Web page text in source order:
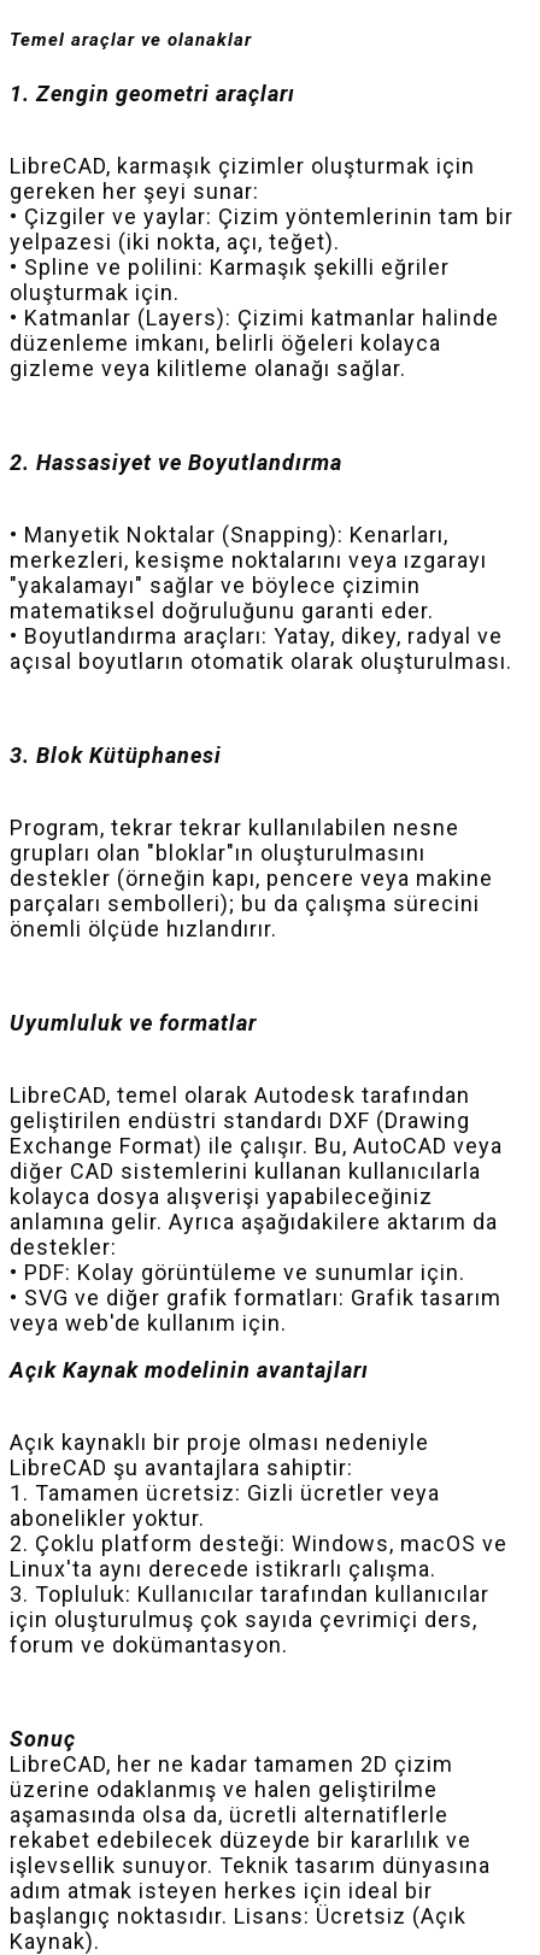
Temel araçlar ve olanaklar
1. Zengin geometri araçları
LibreCAD, karmaşık çizimler oluşturmak için
gereken her şeyi sunar:
• Çizgiler ve yaylar: Çizim yöntemlerinin tam bir
yelpazesi (iki nokta, açı, teğet).
• Spline ve polilini: Karmaşık şekilli eğriler
oluşturmak için.
• Katmanlar (Layers): Çizimi katmanlar halinde
düzenleme imkanı, belirli öğeleri kolayca
gizleme veya kilitleme olanağı sağlar.
2. Hassasiyet ve Boyutlandırma
• Manyetik Noktalar (Snapping): Kenarları,
merkezleri, kesişme noktalarını veya ızgarayı
"yakalamayı" sağlar ve böylece çizimin
matematiksel doğruluğunu garanti eder.
• Boyutlandırma araçları: Yatay, dikey, radyal ve
açısal boyutların otomatik olarak oluşturulması.
3. Blok Kütüphanesi
Program, tekrar tekrar kullanılabilen nesne
grupları olan "bloklar"ın oluşturulmasını
destekler (örneğin kapı, pencere veya makine
parçaları sembolleri); bu da çalışma sürecini
önemli ölçüde hızlandırır.
Uyumluluk ve formatlar
LibreCAD, temel olarak Autodesk tarafından
geliştirilen endüstri standardı DXF (Drawing
Exchange Format) ile çalışır. Bu, AutoCAD veya
diğer CAD sistemlerini kullanan kullanıcılarla
kolayca dosya alışverişi yapabileceğiniz
anlamına gelir. Ayrıca aşağıdakilere aktarım da
destekler:
• PDF: Kolay görüntüleme ve sunumlar için.
• SVG ve diğer grafik formatları: Grafik tasarım
veya web'de kullanım için.
Açık Kaynak modelinin avantajları
Açık kaynaklı bir proje olması nedeniyle
LibreCAD şu avantajlara sahiptir:
1. Tamamen ücretsiz: Gizli ücretler veya
abonelikler yoktur.
2. Çoklu platform desteği: Windows, macOS ve
Linux'ta aynı derecede istikrarlı çalışma.
3. Topluluk: Kullanıcılar tarafından kullanıcılar
için oluşturulmuş çok sayıda çevrimiçi ders,
forum ve dokümantasyon.
Sonuç
LibreCAD, her ne kadar tamamen 2D çizim
üzerine odaklanmış ve halen geliştirilme
aşamasında olsa da, ücretli alternatiflerle
rekabet edebilecek düzeyde bir kararlılık ve
işlevsellik sunuyor. Teknik tasarım dünyasına
adım atmak isteyen herkes için ideal bir
başlangıç noktasıdır. Lisans: Ücretsiz (Açık
Kaynak).